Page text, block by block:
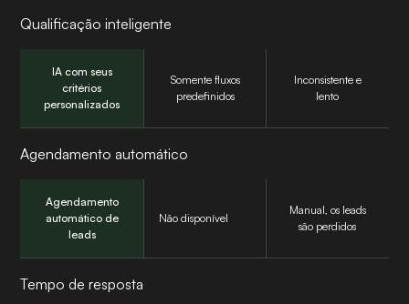
Qualificação inteligente
IA com seus
critérios
personalizados
Somente fluxos
predefinidos
Inconsistente e
lento
Agendamento automático
Agendamento
automático de
leads
Não disponível
Manual, os leads
são perdidos
Tempo de resposta